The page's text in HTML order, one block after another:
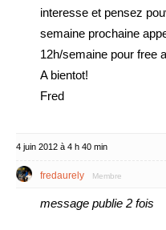
interesse et pensez
semaine prochaine
12h/semaine pour free
A bientot!
Fred
4 juin 2012 à 4 h 40 min
fredaurely Membre
message publie 2 fois